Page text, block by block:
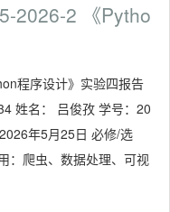
2026-2 《Pytho
程序设计》实验四报告
姓名： 吕俊孜 学号：20
年5月25日 必修/选
：爬虫、数据处理、可视